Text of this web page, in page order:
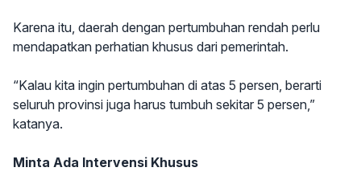
Karena itu, daerah dengan pertumbuhan rendah perlu
mendapatkan perhatian khusus dari pemerintah.
“Kalau kita ingin pertumbuhan di atas 5 persen, berarti
seluruh provinsi juga harus tumbuh sekitar 5 persen,”
katanya.
Minta Ada Intervensi Khusus